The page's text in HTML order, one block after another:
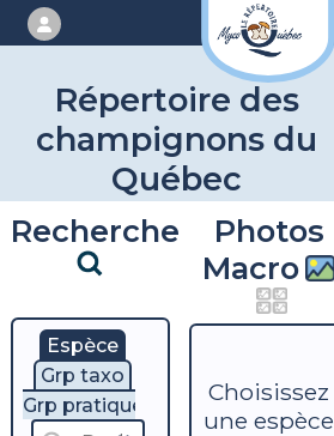
Répertoire des
champignons du
Québec
Recherche
Espèce
Grp taxo
Grp pratique
Photos
Macro
Choisissez
une espèce